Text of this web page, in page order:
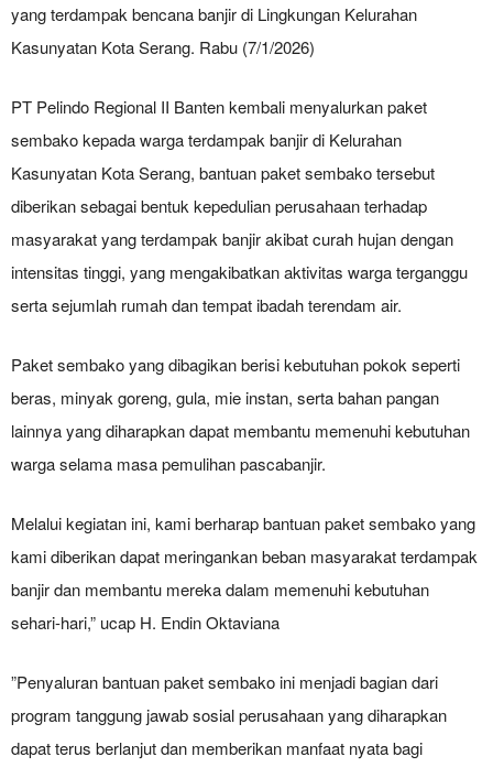
yang terdampak bencana banjir di Lingkungan Kelurahan
Kasunyatan Kota Serang. Rabu (7/1/2026)
‎PT Pelindo Regional II Banten kembali menyalurkan paket
sembako kepada warga terdampak banjir di Kelurahan
Kasunyatan Kota Serang, bantuan paket sembako tersebut
diberikan sebagai bentuk kepedulian perusahaan terhadap
masyarakat yang terdampak banjir akibat curah hujan dengan
intensitas tinggi, yang mengakibatkan aktivitas warga terganggu
serta sejumlah rumah dan tempat ibadah terendam air.
‎Paket sembako yang dibagikan berisi kebutuhan pokok seperti
beras, minyak goreng, gula, mie instan, serta bahan pangan
lainnya yang diharapkan dapat membantu memenuhi kebutuhan
warga selama masa pemulihan pascabanjir.
‎Melalui kegiatan ini, kami berharap bantuan paket sembako yang
kami diberikan dapat meringankan beban masyarakat terdampak
banjir dan membantu mereka dalam memenuhi kebutuhan
sehari-hari,” ucap H. Endin Oktaviana
‎‎”Penyaluran bantuan paket sembako ini menjadi bagian dari
program tanggung jawab sosial perusahaan yang diharapkan
dapat terus berlanjut dan memberikan manfaat nyata bagi